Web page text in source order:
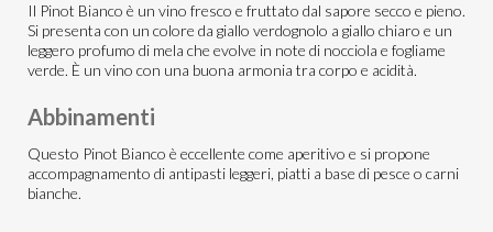
Il Pinot Bianco è un vino fresco e fruttato dal sapore secco e pieno.
Si presenta con un colore da giallo verdognolo a giallo chiaro e un
leggero profumo di mela che evolve in note di nocciola e fogliame
verde. È un vino con una buona armonia tra corpo e acidità.
Abbinamenti
Questo Pinot Bianco è eccellente come aperitivo e si propone
accompagnamento di antipasti leggeri, piatti a base di pesce o carni
bianche.